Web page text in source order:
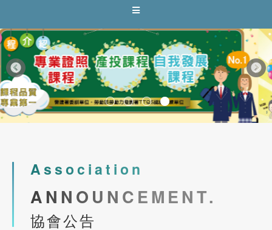
Association
ANNOUNCEMENT.
協會公告
2023-09-02 協會公告
內政部委託辦理營造業工地主任220小時職能訓練(平日夜間視訊
2024-02-23 協會公告
防火管理人講習(初訓課程)
第196期台灣物業網報發刊囉
2021-09-23 期刊發佈
113年9月公寓大廈事務管理人員培訓講習(台
See more
113年8月26-27日